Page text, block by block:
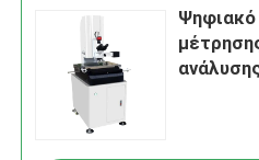
Ψηφιακό